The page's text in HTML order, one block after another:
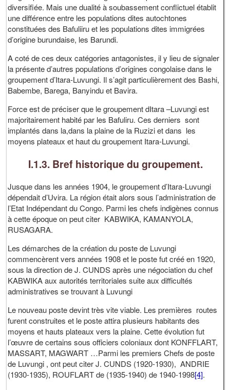
diversifiée. Mais une dualité à soubassement conflictuel établit
une différence entre les populations dites autochtones
constituées des Bafuliiru et les populations dites immigrées
d’origine burundaise, les Barundi.
A coté de ces deux catégories antagonistes, il y lieu de signaler
la présente d’autres populations d’origines congolaise dans le
groupement d’Itara-Luvungi. Il s’agit particulièrement des Bashi,
Babembe, Barega, Banyindu et Bavira.
Force est de préciser que le groupement dItara –Luvungi est
majoritairement habité par les Bafuliru. Ces derniers sont
implantés dans la,dans la plaine de la Ruzizi et dans les
moyens plateaux et haut du groupement Itara-Luvungi.
I.1.3. Bref historique du groupement.
Jusque dans les années 1904, le groupement d’Itara-Luvungi
dépendait d’Uvira. La région était alors sous l’administration de
l’Etat Indépendant du Congo. Parmi les chefs indigènes connus
à cette époque on peut citer KABWIKA, KAMANYOLA,
RUSAGARA.
Les démarches de la création du poste de Luvungi
commencèrent vers années 1908 et le poste fut créé en 1920,
sous la direction de J. CUNDS après une négociation du chef
KABWIKA aux autorités territoriales suite aux difficultés
administratives se trouvant à Luvungi
Le nouveau poste devint très vite viable. Les premières routes
furent construites et le poste attira plusieurs habitants des
moyens et hauts plateaux vers la plaine. Cette évolution fut
l’œuvre de certains sous officiers coloniaux dont KONFFLART,
MASSART, MAGWART …Parmi les premiers Chefs de poste
de Luvungi , ont peut citer J. CUNDS (1920-1930), ANDRIE
(1930-1935), ROUFLART de (1935-1940) de 1940-1998[4].